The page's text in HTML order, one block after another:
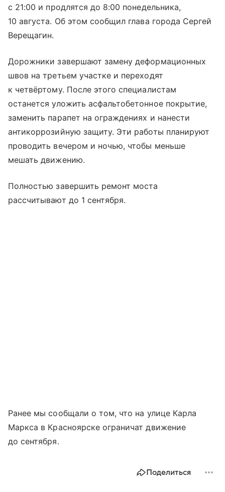
с 21:00 и продлятся до 8:00 понедельника,
10 августа. Об этом сообщил глава города Сергей
Верещагин.
Дорожники завершают замену деформационных
швов на третьем участке и переходят
к четвёртому. После этого специалистам
останется уложить асфальтобетонное покрытие,
заменить парапет на ограждениях и нанести
антикоррозийную защиту. Эти работы планируют
проводить вечером и ночью, чтобы меньше
мешать движению.
Полностью завершить ремонт моста
рассчитывают до 1 сентября.
Ранее мы сообщали о том, что на улице Карла
Маркса в Красноярске ограничат движение
до сентября.
Поделиться